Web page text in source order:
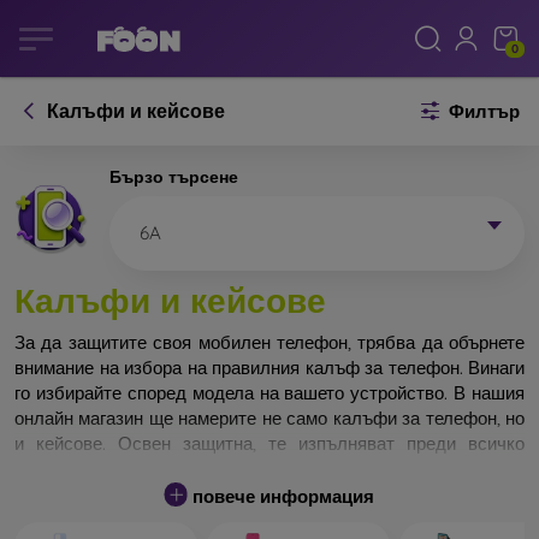
0
Калъфи и кейсове Филтър
Бързо търсене
6A
Калъфи и кейсове
За да защитите своя мобилен телефон, трябва да обърнете
внимание на избора на правилния калъф за телефон. Винаги
го избирайте според модела на вашето устройство. В нашия
онлайн магазин ще намерите не само калъфи за телефон, но
и кейсове. Освен защитна, те изпълняват преди всичко
Кейса за телефон може да бъде наречен и заден капак. Той е
повече информация